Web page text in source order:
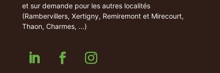
et sur demande pour les autres localités
(Rambervillers, Xertigny, Remiremont et Mirecourt,
Thaon, Charmes, ...)